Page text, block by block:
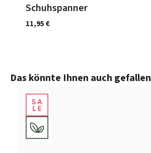
Schuhspanner
11,95 €
Produktgalerie überspringen
Das könnte Ihnen auch gefallen